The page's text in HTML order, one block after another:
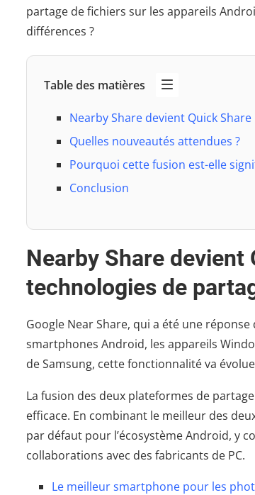
partage de fichiers sur les appareils
différences ?
Table des matières
Nearby Share devient Quick
Quelles nouveautés attendues ?
Pourquoi cette fusion est-elle
Conclusion
Nearby Share devient
technologies de
Google Near Share, qui a été une
smartphones Android, les appareils
de Samsung, cette fonctionnalité va
La fusion des deux plateformes de
efficace. En combinant le meilleur des
par défaut pour l’écosystème Android, y
collaborations avec des fabricants de PC.
Le meilleur smartphone pour les